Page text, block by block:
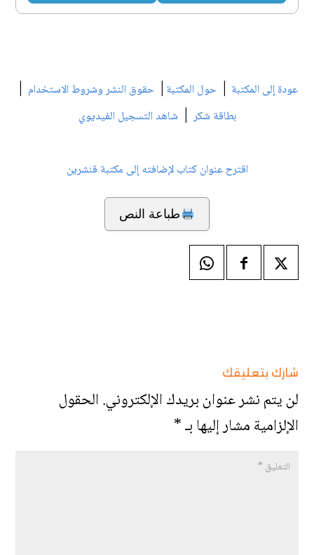
عودة إلى المكتبة | حول المكتبة | حقوق النشر وشروط الاستخدام |
بطاقة شكر| شاهد التسجيل الفيديوي
اقترح عنوان كتاب لإضافته إلى مكتبة قنشرين
طباعة النص
شارك بتعليقك
لن يتم نشر عنوان بريدك الإلكتروني.الحقول
الإلزامية مشار إليها بـ*